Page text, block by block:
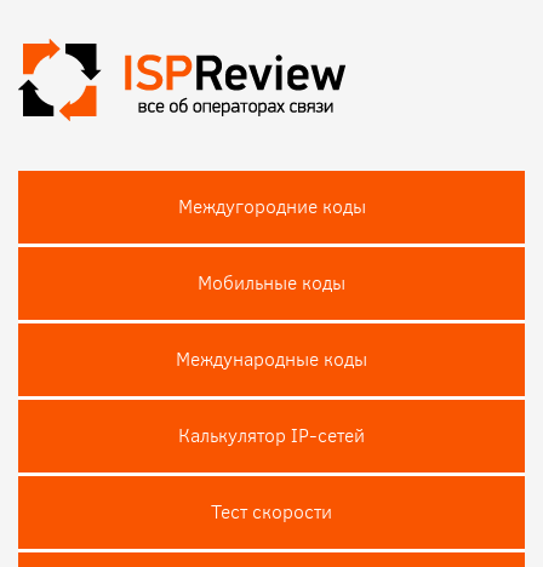
Междугородние коды
Мобильные коды
Международные коды
Калькулятор IP-сетей
Тест скороcти